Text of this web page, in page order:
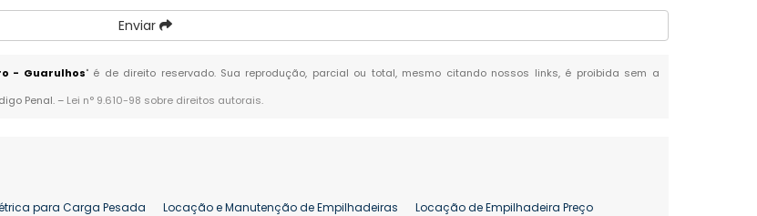
Enviar
- Guarulhos" é de direito reservado. Sua reprodução, parcial ou total, mesmo citando nossos links, é proibida sem a
Penal. – Lei n° 9.610-98 sobre direitos autorais.
para Carga Pesada Locação e Manutenção de Empilhadeiras
Locação de Empilhadeira Preço